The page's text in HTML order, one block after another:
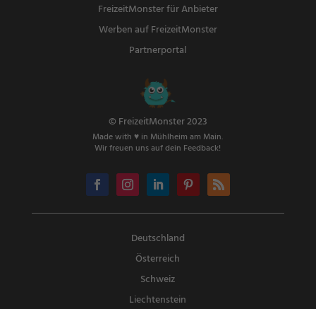
FreizeitMonster für Anbieter
Werben auf FreizeitMonster
Partnerportal
© FreizeitMonster 2023
Made with ♥ in Mühlheim am Main.
Wir freuen uns auf dein Feedback!
Deutschland
Österreich
Schweiz
Liechtenstein